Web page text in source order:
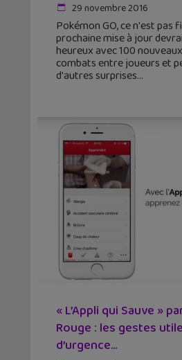
29 novembre 2016
Pokémon GO, ce n'est pas
prochaine mise à jour
heureux avec 100
combats entre joueurs et
d'autres surprises
« L’Appli qui Sauve »
Rouge : les gestes
d’urgence...